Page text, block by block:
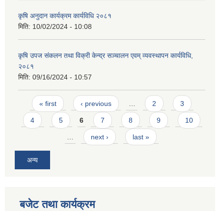
कृषि अनुदान कार्यक्रम कार्यविधि २०८१
मिति: 10/02/2024 - 10:08
कृषि उपज संकलन तथा विक्री केन्द्र सञ्चालन एवम् व्यवस्थापन कार्यविधि,
२०८१
मिति: 09/16/2024 - 10:57
Pages
« first ‹ previous … 2 3
4 5 6 7 8 9 10
… next › last »
अन्य
बजेट तथा कार्यक्रम